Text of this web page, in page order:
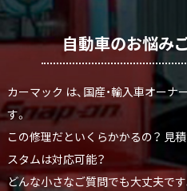
自動車のお悩み
カーマック は、国産・輸入車オー
す。
この修理だといくらかかるの？ 見
スタムは対応可能？
どんな小さなご質問でも大丈夫で